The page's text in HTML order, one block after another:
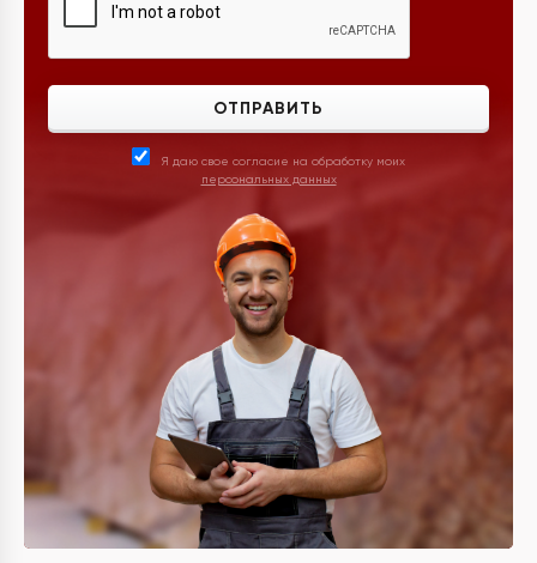
ОТПРАВИТЬ
Я даю свое согласие на обработку моих
персональных данных